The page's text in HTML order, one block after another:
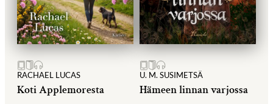
RACHAEL LUCAS
Koti Applemoresta
U. M. SUSIMETSÄ
Hämeen linnan varjossa